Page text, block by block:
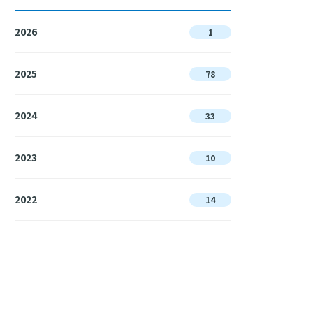
2026 1
2025 78
2024 33
2023 10
2022 14